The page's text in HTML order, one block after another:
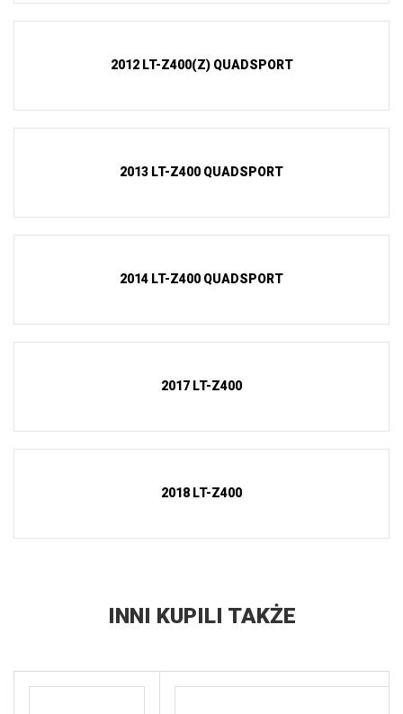
2012 LT-Z400(Z) QUADSPORT
2013 LT-Z400 QUADSPORT
2014 LT-Z400 QUADSPORT
2017 LT-Z400
2018 LT-Z400
INNI KUPILI TAKŻE